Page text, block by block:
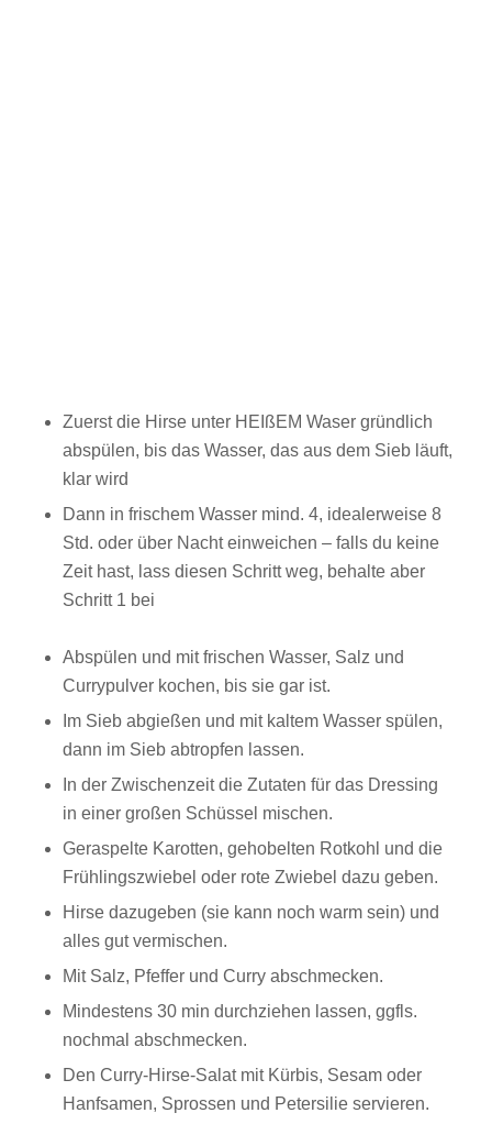
Zuerst die Hirse unter HEIßEM Waser gründlich
abspülen, bis das Wasser, das aus dem Sieb läuft,
klar wird
Dann in frischem Wasser mind. 4, idealerweise 8
Std. oder über Nacht einweichen – falls du keine
Zeit hast, lass diesen Schritt weg, behalte aber
Schritt 1 bei
Abspülen und mit frischen Wasser, Salz und
Currypulver kochen, bis sie gar ist.
Im Sieb abgießen und mit kaltem Wasser spülen,
dann im Sieb abtropfen lassen.
In der Zwischenzeit die Zutaten für das Dressing
in einer großen Schüssel mischen.
Geraspelte Karotten, gehobelten Rotkohl und die
Frühlingszwiebel oder rote Zwiebel dazu geben.
Hirse dazugeben (sie kann noch warm sein) und
alles gut vermischen.
Mit Salz, Pfeffer und Curry abschmecken.
Mindestens 30 min durchziehen lassen, ggfls.
nochmal abschmecken.
Den Curry-Hirse-Salat mit Kürbis, Sesam oder
Hanfsamen, Sprossen und Petersilie servieren.